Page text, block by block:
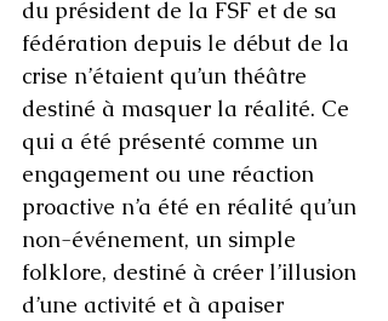
du président de la FSF et de sa
fédération depuis le début de la
crise n’étaient qu’un théâtre
destiné à masquer la réalité. Ce
qui a été présenté comme un
engagement ou une réaction
proactive n’a été en réalité qu’un
non-événement, un simple
folklore, destiné à créer l’illusion
d’une activité et à apaiser